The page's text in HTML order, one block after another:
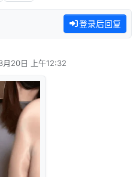
登录后回复
月20日 上午12:32